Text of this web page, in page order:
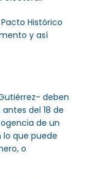
Histórico
y así
deben
del 18 de
de un
que puede
o